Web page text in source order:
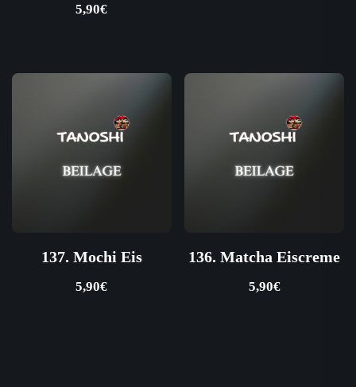
5,90€
137. Mochi Eis
5,90€
136. Matcha Eiscreme
5,90€